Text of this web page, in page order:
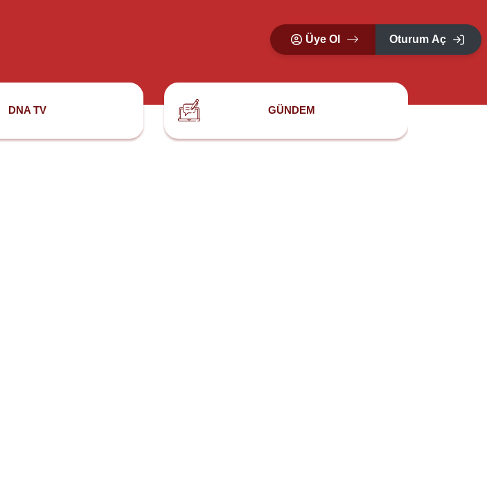
Üye Ol Oturum Aç
DNA TV GÜNDEM